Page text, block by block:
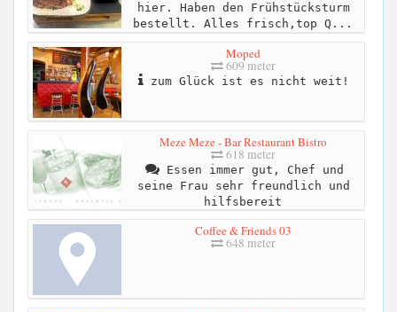
hier. Haben den Frühstücksturm
bestellt. Alles frisch,top Q...
Moped
609 meter
zum Glück ist es nicht weit!
Meze Meze - Bar Restaurant Bistro
618 meter
Essen immer gut, Chef und
seine Frau sehr freundlich und
hilfsbereit
Coffee & Friends 03
648 meter